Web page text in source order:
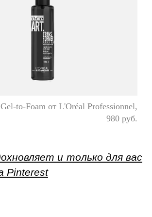
to-Foam от L'Oréal Professionnel,
980 руб.
и только для вас
Pinterest